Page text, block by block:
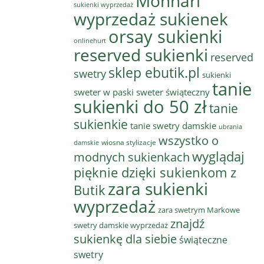
sukienki wyprzedaż
wyprzedaż sukienek
onlinehurt orsay sukienki
reserved sukienki reserved
swetry sklep ebutik.pl sukienki
sweter w paski sweter świątecznytanie
sukienki do 50 złtanie
sukienkie tanie swetry damskie ubrania
damskie wiosna stylizacje wszystko o
modnych sukienkachwyglądaj
pięknie dzięki sukienkom z
Butik zara sukienki
wyprzedaż zara swetrym Markowe
swetry damskie wyprzedaż znajdź
sukienkę dla siebieświąteczne
swetry